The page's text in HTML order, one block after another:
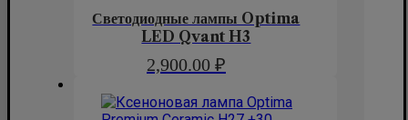
Светодиодные лампы Optima
LED Qvant H3
2,900.00 ₽